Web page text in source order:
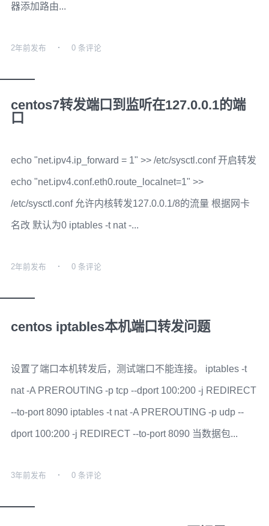
器添加路由...
2年前发布 0 条评论
centos7转发端口到监听在127.0.0.1的端
口
echo "net.ipv4.ip_forward = 1" >> /etc/sysctl.conf 开启转发
echo "net.ipv4.conf.eth0.route_localnet=1" >>
/etc/sysctl.conf 允许内核转发127.0.0.1/8的流量 根据网卡
名改 默认为0 iptables -t nat -...
2年前发布 0 条评论
centos iptables本机端口转发问题
设置了端口本机转发后，测试端口不能连接。 iptables -t
nat -A PREROUTING -p tcp --dport 100:200 -j REDIRECT
--to-port 8090 iptables -t nat -A PREROUTING -p udp --
dport 100:200 -j REDIRECT --to-port 8090 当数据包...
3年前发布 0 条评论